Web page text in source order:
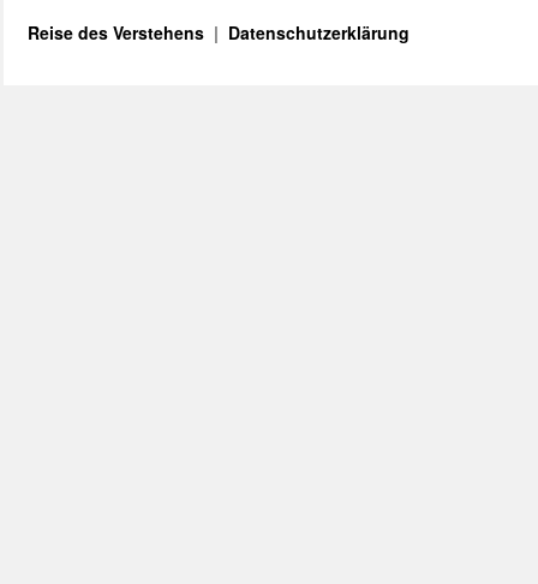
Reise des Verstehens Datenschutzerklärung